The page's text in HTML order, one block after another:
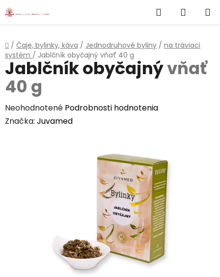
Prejsť
na
Hľadať
KOŠÍK
Domov
/ Čaje, bylinky, káva / Jednodruhové byliny / na tráviaci
systém / Jablčník obyčajný vňať 40 g
Jablčník obyčajnývňať
40 g
Priemerné
hodnotenie
Neohodnotené Podrobnosti hodnotenia
Značka: Juvamed